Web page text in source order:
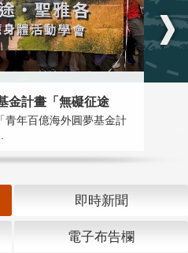
金計畫「無礙征途
青年百億海外圓夢基金計
即時新聞
電子布告欄